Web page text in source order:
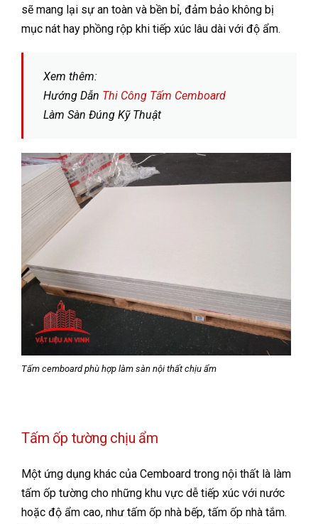
sẽ mang lại sự an toàn và bền bỉ, đảm bảo không bị
mục nát hay phồng rộp khi tiếp xúc lâu dài với độ ẩm.
Xem thêm:
Hướng Dẫn Thi Công Tấm Cemboard
Làm Sàn Đúng Kỹ Thuật
Tấm cemboard phù hợp làm sàn nội thất chịu ẩm
Tấm ốp tường chịu ẩm
Một ứng dụng khác của Cemboard trong nội thất là làm
tấm ốp tường cho những khu vực dễ tiếp xúc với nước
hoặc độ ẩm cao, như tấm ốp nhà bếp, tấm ốp nhà tắm.